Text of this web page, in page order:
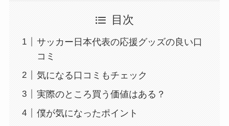
目次
サッカー日本代表の応援グッズの良い口
コミ
気になる口コミもチェック
実際のところ買う価値はある？
僕が気になったポイント